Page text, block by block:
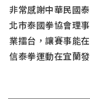
非常感謝中華民國
北市泰國拳協會理
業擂台，讓賽事能
信泰拳運動在宜蘭